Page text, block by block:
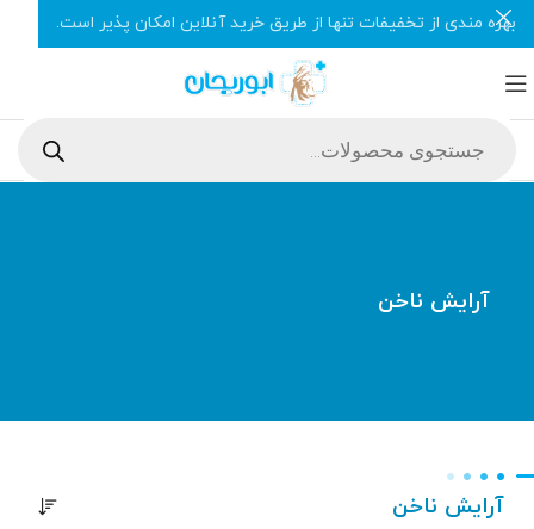
آرایش ناخن
آرایش ناخن
بهره مندی از تخفیفات تنها از طریق خرید آنلاین امکان پذیر است.